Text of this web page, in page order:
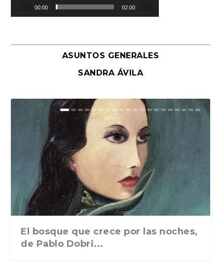
00:00 02:00
ASUNTOS GENERALES
SANDRA ÁVILA
El bosque que crece por las noches,
de Pablo Dobri...